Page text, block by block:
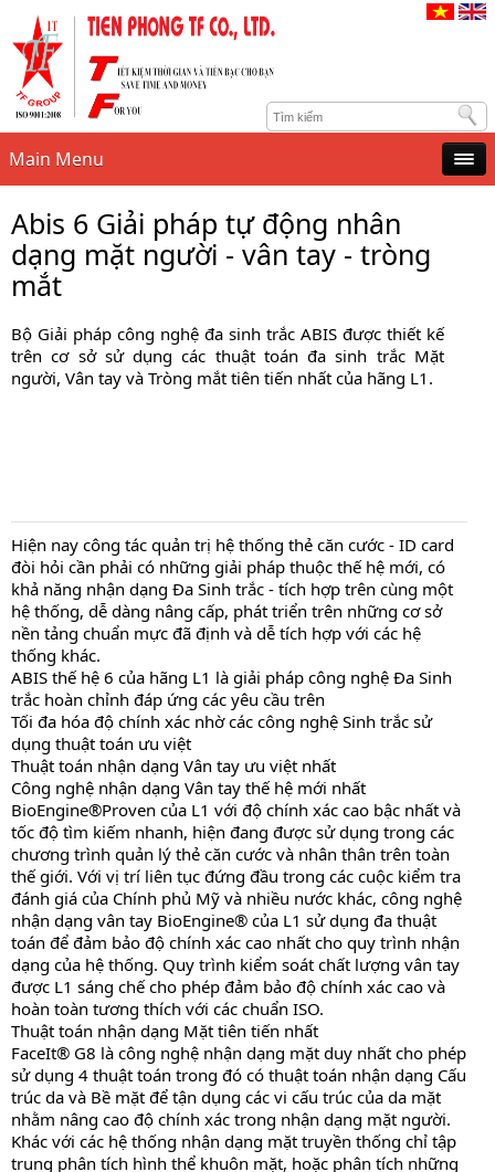
Main Menu
Abis 6 Giải pháp tự động nhân
dạng mặt người - vân tay - tròng
mắt
Bộ Giải pháp công nghệ đa sinh trắc ABIS được thiết kế
trên cơ sở sử dụng các thuật toán đa sinh trắc Mặt
người, Vân tay và Tròng mắt tiên tiến nhất của hãng L1.
Hiện nay công tác quản trị hệ thống thẻ căn cước - ID card
đòi hỏi cần phải có những giải pháp thuộc thế hệ mới, có
khả năng nhận dạng Đa Sinh trắc - tích hợp trên cùng một
hệ thống, dễ dàng nâng cấp, phát triển trên những cơ sở
nền tảng chuẩn mực đã định và dễ tích hợp với các hệ
thống khác.
ABIS thế hệ 6 của hãng L1 là giải pháp công nghệ Đa Sinh
trắc hoàn chỉnh đáp ứng các yêu cầu trên
Tối đa hóa độ chính xác nhờ các công nghệ Sinh trắc sử
dụng thuật toán ưu việt
Thuật toán nhận dạng Vân tay ưu việt nhất
Công nghệ nhận dạng Vân tay thế hệ mới nhất
BioEngine®Proven của L1 với độ chính xác cao bậc nhất và
tốc độ tìm kiếm nhanh, hiện đang được sử dụng trong các
chương trình quản lý thẻ căn cước và nhân thân trên toàn
thế giới. Với vị trí liên tục đứng đầu trong các cuộc kiểm tra
đánh giá của Chính phủ Mỹ và nhiều nước khác, công nghệ
nhận dạng vân tay BioEngine® của L1 sử dụng đa thuật
toán để đảm bảo độ chính xác cao nhất cho quy trình nhận
dạng của hệ thống. Quy trình kiểm soát chất lượng vân tay
được L1 sáng chế cho phép đảm bảo độ chính xác cao và
hoàn toàn tương thích với các chuẩn ISO.
Thuật toán nhận dạng Mặt tiên tiến nhất
FaceIt® G8 là công nghệ nhận dạng mặt duy nhất cho phép
sử dụng 4 thuật toán trong đó có thuật toán nhận dạng Cấu
trúc da và Bề mặt để tận dụng các vi cấu trúc của da mặt
nhằm nâng cao độ chính xác trong nhận dạng mặt người.
Khác với các hệ thống nhận dạng mặt truyền thống chỉ tập
trung phân tích hình thể khuôn mặt, hoặc phân tích những